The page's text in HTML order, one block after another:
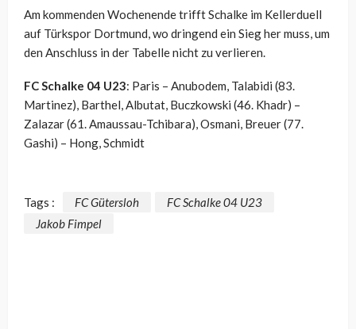
Am kommenden Wochenende trifft Schalke im Kellerduell
auf Türkspor Dortmund, wo dringend ein Sieg her muss, um
den Anschluss in der Tabelle nicht zu verlieren.
FC Schalke 04 U23: Paris – Anubodem, Talabidi (83.
Martinez), Barthel, Albutat, Buczkowski (46. Khadr) –
Zalazar (61. Amaussau-Tchibara), Osmani, Breuer (77.
Gashi) – Hong, Schmidt
Tags : FC Gütersloh
FC Schalke 04 U23
Jakob Fimpel